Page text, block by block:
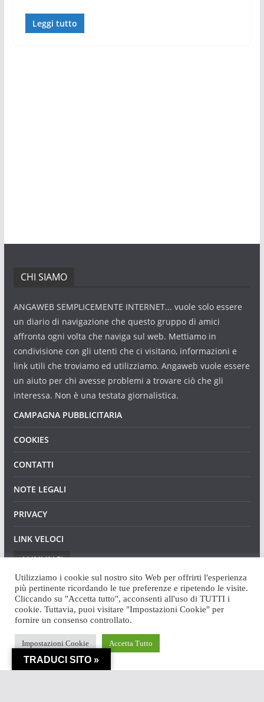
Leggi tutto
CHI SIAMO
ANGAWEB SEMPLICEMENTE INTERNET... vuole solo essere
un diario di navigazione che questo gruppo di amici
affronta ogni volta che naviga sul web. Mettiamo in
condivisione con gli utenti che ci visitano, informazioni e
link utili che troviamo ed utilizziamo. Angaweb vuole essere
un aiuto per chi avesse problemi a trovare ciò che gli
interessa. Non è una testata giornalistica.
CAMPAGNA PUBBLICITARIA
COOKIES
CONTATTI
NOTE LEGALI
PRIVACY
LINK VELOCI
ANNUNCI
Copyright © 2026 Angaweb. Tutti i diritti riservati.
Tema:ColorMagdi ThemeGrill. Powered by
Utilizziamo i cookie sul nostro sito Web per offrirti l'esperienza
più pertinente ricordando le tue preferenze e ripetendo le visite.
Cliccando su "Accetta tutto", acconsenti all'uso di TUTTI i
cookie. Tuttavia, puoi visitare "Impostazioni Cookie" per
fornire un consenso controllato.
Impostazioni Cookie Accetta Tutto
TRADUCI SITO »